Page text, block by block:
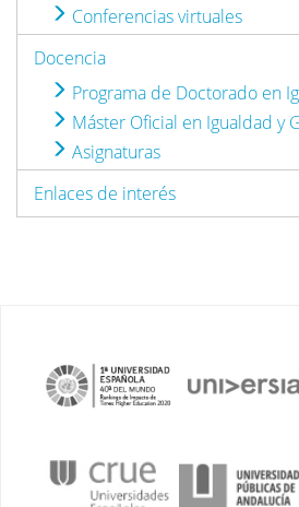
Conferencias virtuales
Docencia
Programa de Doctorado en
Máster Oficial en Igualdad y
Asignaturas
Enlaces de interés